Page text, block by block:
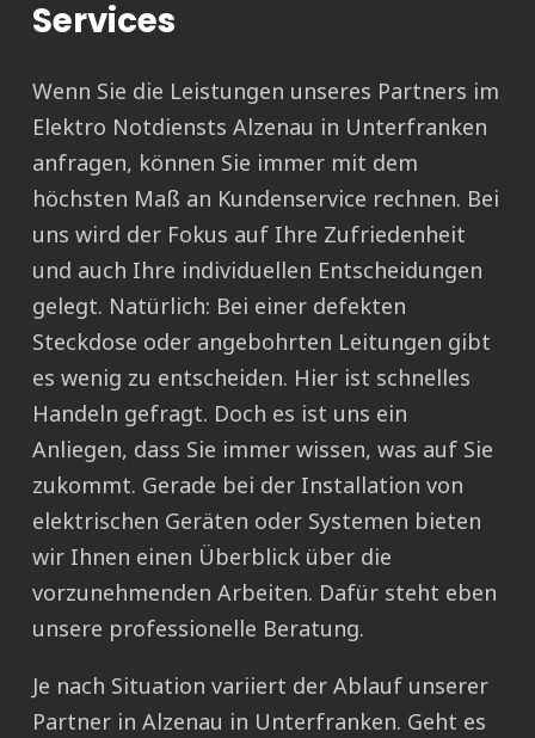
Services
Wenn Sie die Leistungen unseres Partners im
Elektro Notdiensts Alzenau in Unterfranken
anfragen, können Sie immer mit dem
höchsten Maß an Kundenservice rechnen. Bei
uns wird der Fokus auf Ihre Zufriedenheit
und auch Ihre individuellen Entscheidungen
gelegt. Natürlich: Bei einer defekten
Steckdose oder angebohrten Leitungen gibt
es wenig zu entscheiden. Hier ist schnelles
Handeln gefragt. Doch es ist uns ein
Anliegen, dass Sie immer wissen, was auf Sie
zukommt. Gerade bei der Installation von
elektrischen Geräten oder Systemen bieten
wir Ihnen einen Überblick über die
vorzunehmenden Arbeiten. Dafür steht eben
unsere professionelle Beratung.
Je nach Situation variiert der Ablauf unserer
Partner in Alzenau in Unterfranken. Geht es